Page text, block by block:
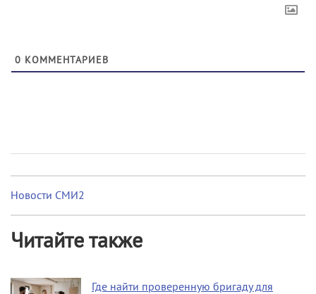
0 КОММЕНТАРИЕВ
Новости СМИ2
Читайте также
Где найти проверенную бригаду для